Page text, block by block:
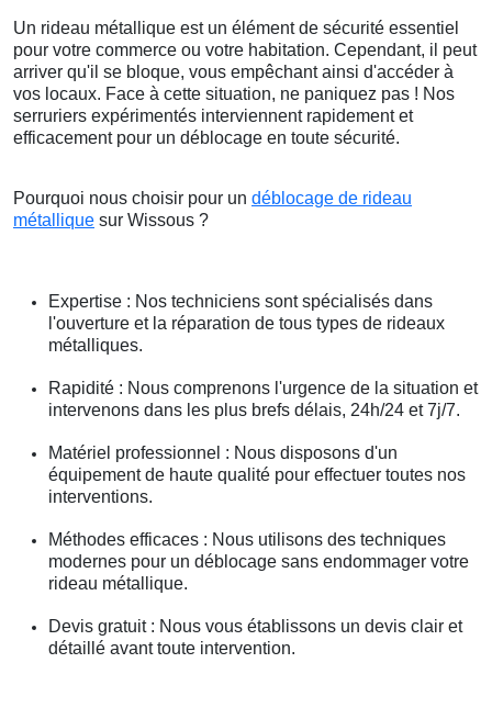
Un rideau métallique est un élément de sécurité essentiel
pour votre commerce ou votre habitation. Cependant, il peut
arriver qu'il se bloque, vous empêchant ainsi d'accéder à
vos locaux. Face à cette situation, ne paniquez pas ! Nos
serruriers expérimentés interviennent rapidement et
efficacement pour un déblocage en toute sécurité.
Pourquoi nous choisir pour un déblocage de rideau
métallique sur Wissous ?
Expertise : Nos techniciens sont spécialisés dans
l'ouverture et la réparation de tous types de rideaux
métalliques.
Rapidité : Nous comprenons l'urgence de la situation et
intervenons dans les plus brefs délais, 24h/24 et 7j/7.
Matériel professionnel : Nous disposons d'un
équipement de haute qualité pour effectuer toutes nos
interventions.
Méthodes efficaces : Nous utilisons des techniques
modernes pour un déblocage sans endommager votre
rideau métallique.
Devis gratuit : Nous vous établissons un devis clair et
détaillé avant toute intervention.